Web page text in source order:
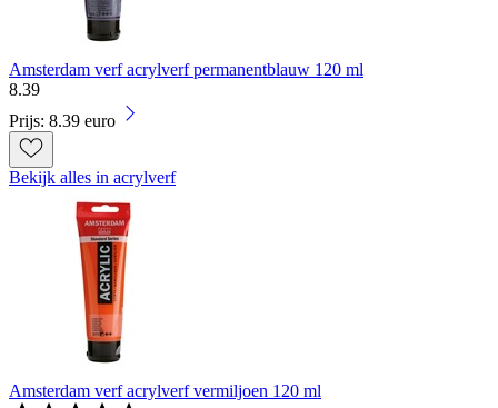
Amsterdam verf acrylverf permanentblauw 120 ml
8.39
Prijs: 8.39 euro
Bekijk alles in acrylverf
Amsterdam verf acrylverf vermiljoen 120 ml